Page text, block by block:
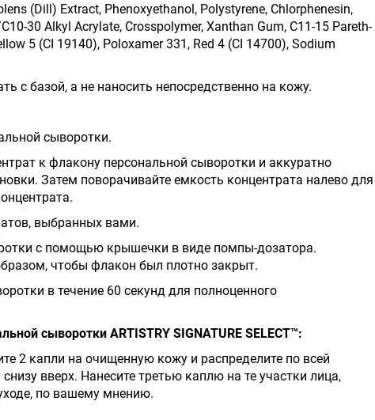
(Dill) Extract, Phenoxyethanol, Polystyrene, Chlorphenesin,
30 Alkyl Acrylate, Crosspolymer, Xanthan Gum, C11-15 Pareth-
5 (CI 19140), Poloxamer 331, Red 4 (CI 14700), Sodium
с базой, а не наносить непосредственно на кожу.
сыворотки.
к флакону персональной сыворотки и аккуратно
Затем поворачивайте емкость концентрата налево для
выбранных вами.
с помощью крышечки в виде помпы-дозатора.
чтобы флакон был плотно закрыт.
в течение 60 секунд для полноценного
сыворотки ARTISTRY SIGNATURE SELECT™:
2 капли на очищенную кожу и распределите по всей
вверх. Нанесите третью каплю на те участки лица,
по вашему мнению.